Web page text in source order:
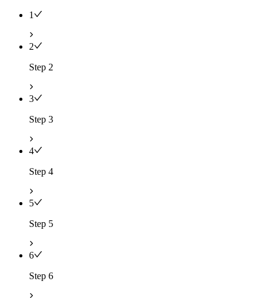
1
2
Step 2
3
Step 3
4
Step 4
5
Step 5
6
Step 6